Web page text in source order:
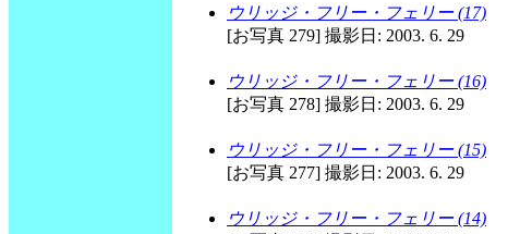
ウリッジ・フリー・フェリー (17)
[お写真 279] 撮影日: 2003. 6. 29
ウリッジ・フリー・フェリー (16)
[お写真 278] 撮影日: 2003. 6. 29
ウリッジ・フリー・フェリー (15)
[お写真 277] 撮影日: 2003. 6. 29
ウリッジ・フリー・フェリー (14)